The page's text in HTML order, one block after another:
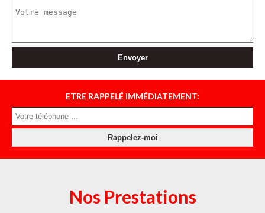
ETRE RAPPELÉ IMMÉDIATEMENT:
Nos Prestations